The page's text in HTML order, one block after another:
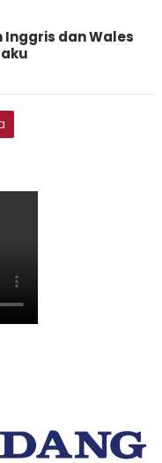
dan Wales